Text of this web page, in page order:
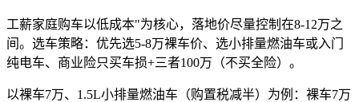
工薪家庭购车以低成本"为核心，落地价尽量控制在8-12万之
间。选车策略：优先选5-8万裸车价、选小排量燃油车或入门
纯电车、商业险只买车损+三者100万（不买全险）。
以裸车7万、1.5L小排量燃油车（购置税减半）为例：裸车7万